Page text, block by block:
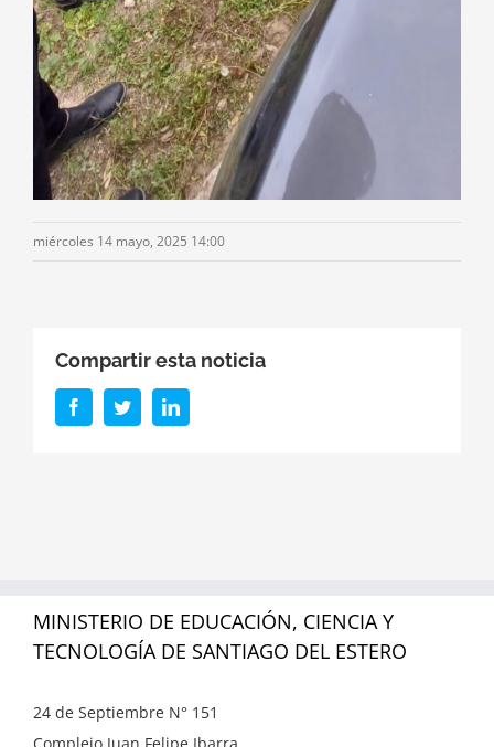
miércoles 14 mayo, 2025 14:00
Compartir esta noticia
FacebookTwitterLinkedIn
MINISTERIO DE EDUCACIÓN, CIENCIA Y
TECNOLOGÍA DE SANTIAGO DEL ESTERO
24 de Septiembre N° 151